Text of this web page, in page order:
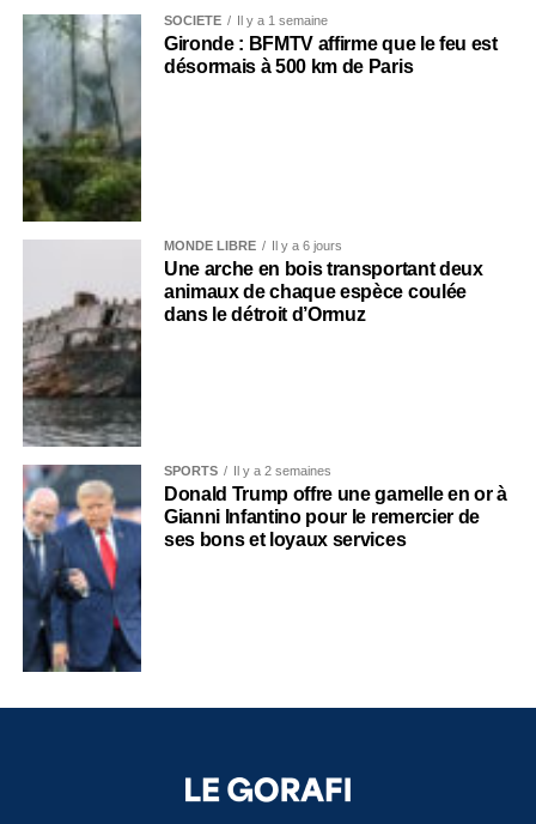
SOCIÉTÉ Il y a 1 semaine
Gironde : BFMTV affirme que le feu est
désormais à 500 km de Paris
MONDE LIBRE Il y a 6 jours
Une arche en bois transportant deux
animaux de chaque espèce coulée
dans le détroit d’Ormuz
SPORTS Il y a 2 semaines
Donald Trump offre une gamelle en or à
Gianni Infantino pour le remercier de
ses bons et loyaux services